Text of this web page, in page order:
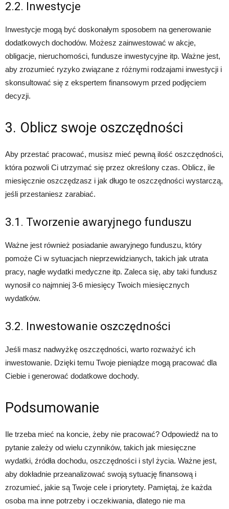
2.2. Inwestycje
Inwestycje mogą być doskonałym sposobem na generowanie
dodatkowych dochodów. Możesz zainwestować w akcje,
obligacje, nieruchomości, fundusze inwestycyjne itp. Ważne jest,
aby zrozumieć ryzyko związane z różnymi rodzajami inwestycji i
skonsultować się z ekspertem finansowym przed podjęciem
decyzji.
3. Oblicz swoje oszczędności
Aby przestać pracować, musisz mieć pewną ilość oszczędności,
która pozwoli Ci utrzymać się przez określony czas. Oblicz, ile
miesięcznie oszczędzasz i jak długo te oszczędności wystarczą,
jeśli przestaniesz zarabiać.
3.1. Tworzenie awaryjnego funduszu
Ważne jest również posiadanie awaryjnego funduszu, który
pomoże Ci w sytuacjach nieprzewidzianych, takich jak utrata
pracy, nagłe wydatki medyczne itp. Zaleca się, aby taki fundusz
wynosił co najmniej 3-6 miesięcy Twoich miesięcznych
wydatków.
3.2. Inwestowanie oszczędności
Jeśli masz nadwyżkę oszczędności, warto rozważyć ich
inwestowanie. Dzięki temu Twoje pieniądze mogą pracować dla
Ciebie i generować dodatkowe dochody.
Podsumowanie
Ile trzeba mieć na koncie, żeby nie pracować? Odpowiedź na to
pytanie zależy od wielu czynników, takich jak miesięczne
wydatki, źródła dochodu, oszczędności i styl życia. Ważne jest,
aby dokładnie przeanalizować swoją sytuację finansową i
zrozumieć, jakie są Twoje cele i priorytety. Pamiętaj, że każda
osoba ma inne potrzeby i oczekiwania, dlatego nie ma